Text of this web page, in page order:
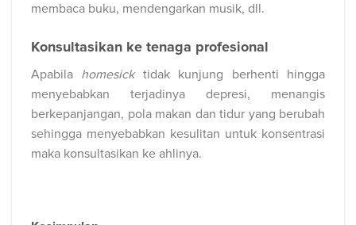
membaca buku, mendengarkan musik, dll.
Konsultasikan ke tenaga profesional
Apabila homesicktidak kunjung berhenti hingga
menyebabkan terjadinya depresi, menangis
berkepanjangan, pola makan dan tidur yang berubah
sehingga menyebabkan kesulitan untuk konsentrasi
maka konsultasikan ke ahlinya.